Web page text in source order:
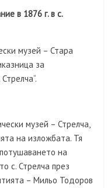
в 1876 г. в с.
музей – Стара
за
музей – Стрелча,
на изложбата. Тя
на
с. Стрелча през
– Мильо Тодоров